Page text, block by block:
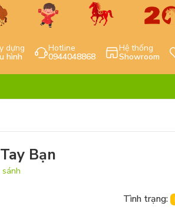
dựng
hình
Hotline
0944048868
Hệ thống
Showroom
Bạn
sánh
Tình trạng: